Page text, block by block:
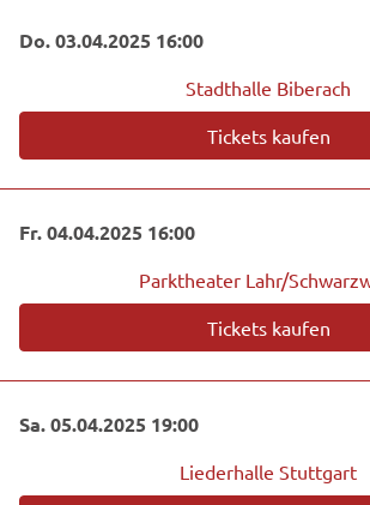
Do. 03.04.2025 16:00
Stadthalle Biberach
Tickets kaufen
Fr. 04.04.2025 16:00
Parktheater Lahr/
Tickets kaufen
Sa. 05.04.2025 19:00
Liederhalle Stuttgart